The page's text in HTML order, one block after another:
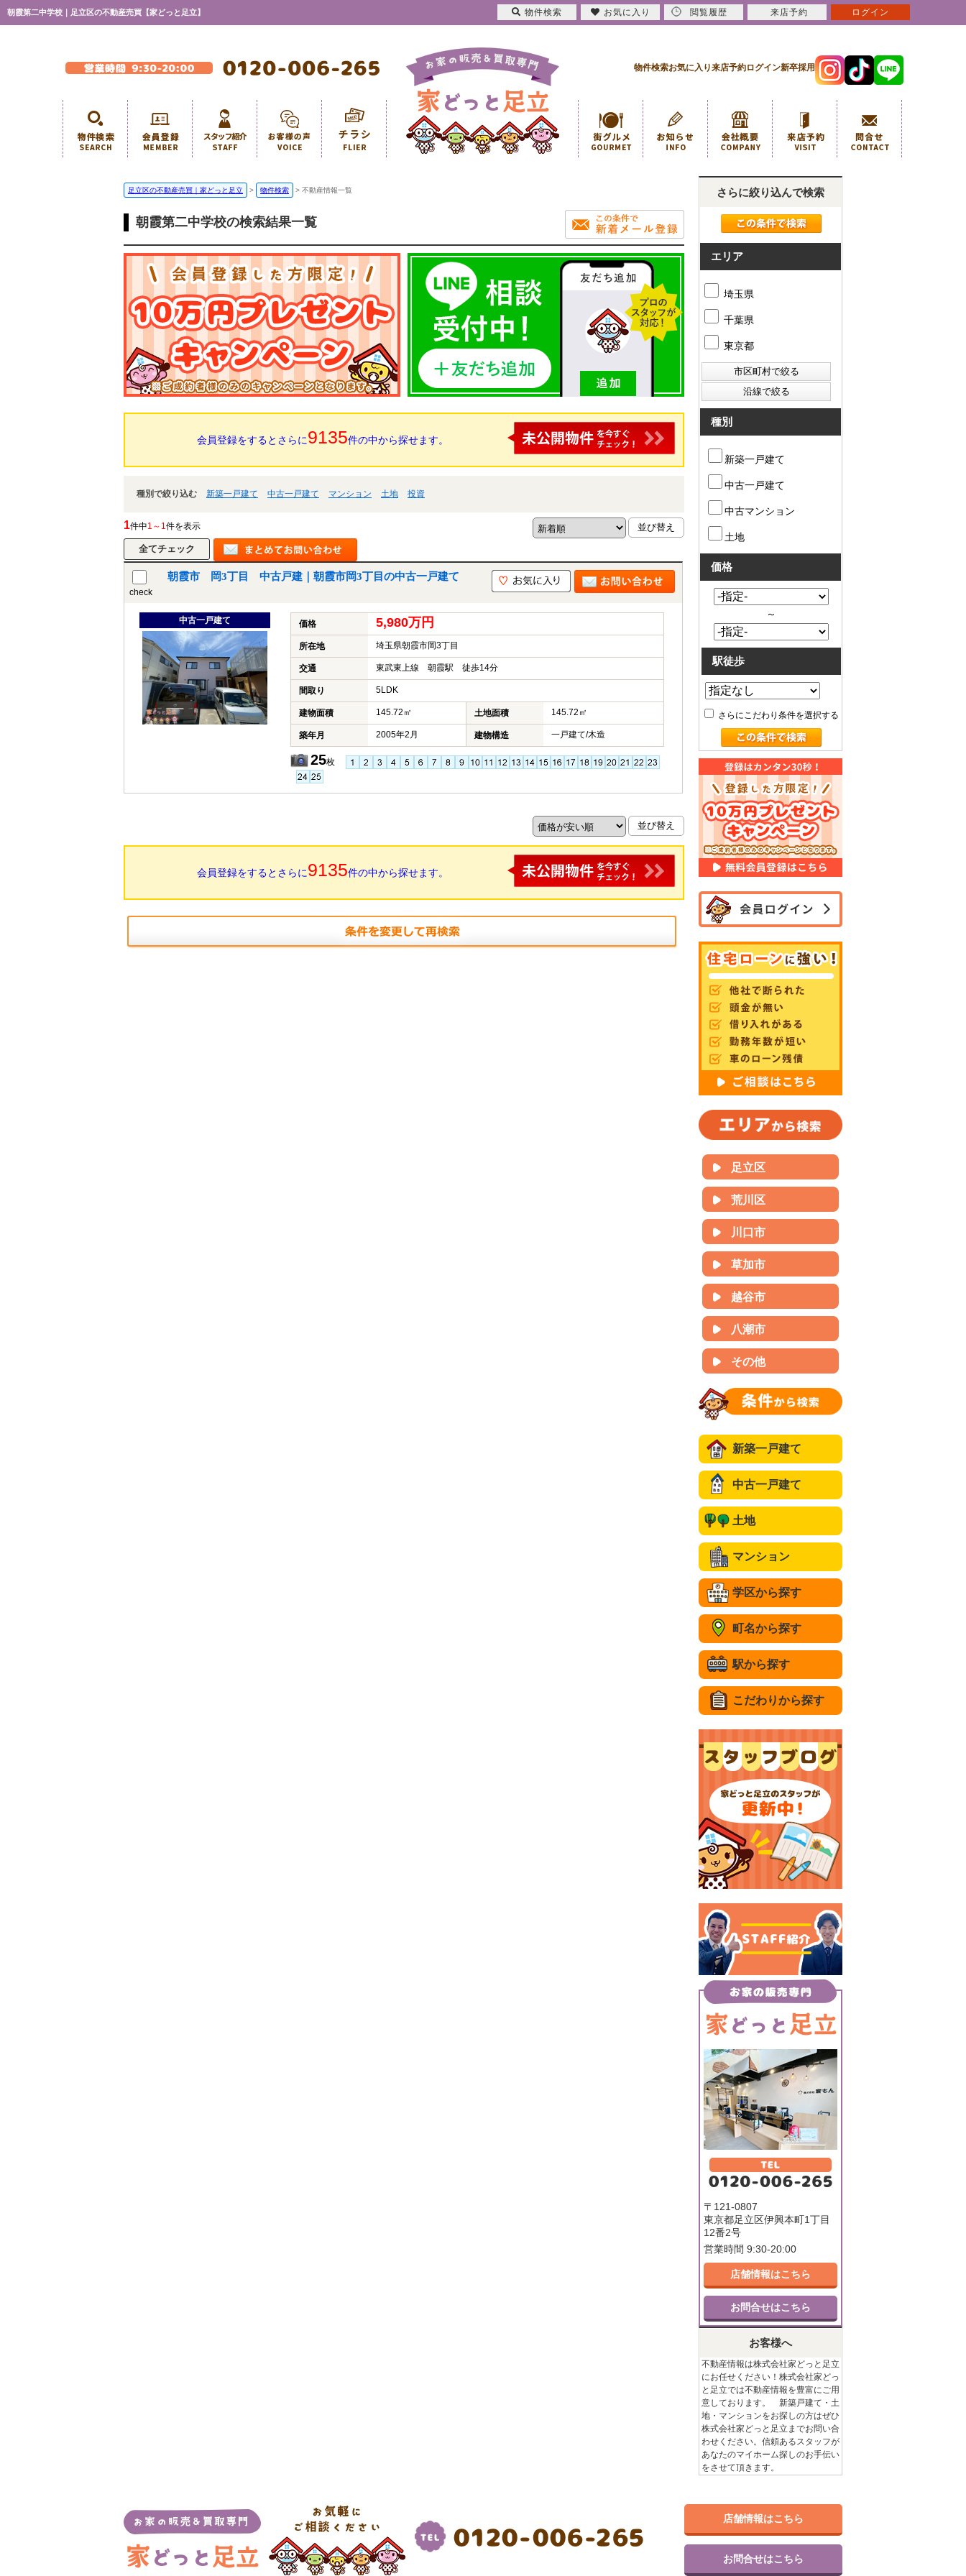
朝霞第二中学校｜足立区の不動産売買【家どっと足立】
物件検索お気に入り来店予約ログイン新卒採用
足立区の不動産売買｜家どっと足立 > 物件検索 > 不動産情報一覧
朝霞第二中学校の検索結果一覧
会員登録をするとさらに9135件の中から探せます。
種別で絞り込む 新築一戸建て 中古一戸建て マンション 土地 投資
1件中1～1件を表示
check
朝霞市 岡3丁目 中古戸建｜朝霞市岡3丁目の中古一戸建て
中古一戸建て 価格 5,980万円
所在地 埼玉県朝霞市岡3丁目
交通 東武東上線 朝霞駅 徒歩14分
間取り 5LDK
建物面積 145.72㎡ 土地面積 145.72㎡
築年月 2005年2月 建物構造 一戸建て/木造
25枚
会員登録をするとさらに9135件の中から探せます。
さらに絞り込んで検索
エリア
埼玉県
千葉県
東京都
種別
新築一戸建て
中古一戸建て
中古マンション
土地
価格
～
駅徒歩
さらにこだわり条件を選択する
足立区
荒川区
川口市
草加市
越谷市
八潮市
その他
新築一戸建て
中古一戸建て
土地
マンション
学区から探す
町名から探す
駅から探す
こだわりから探す
〒121-0807
東京都足立区伊興本町1丁目
12番2号
営業時間 9:30-20:00
店舗情報はこちら
お問合せはこちら
お客様へ
不動産情報は株式会社家どっと足立
にお任せください！株式会社家どっ
と足立では不動産情報を豊富にご用
意しております。 新築戸建て・土
地・マンションをお探しの方はぜひ
株式会社家どっと足立までお問い合
わせください。信頼あるスタッフが
あなたのマイホーム探しのお手伝い
をさせて頂きます。
店舗情報はこちら
お問合せはこちら
物件検索 お気に入り 閲覧履歴 来店予約 ログイン